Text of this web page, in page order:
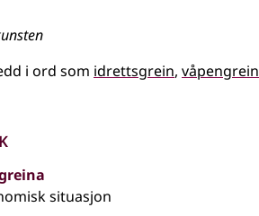
i ord som idrettsgrein våpengrein
situasjon